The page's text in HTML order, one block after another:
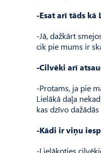
-Esat arī tāds
-Jā, dažkārt
cik pie mums ir
-Cilvēki arī
-Protams, ja pie
Lielākā daļa
kas dzīvo
-Kādi ir viņu
-Lielākoties